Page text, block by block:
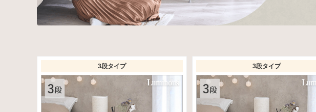
3段タイプ 3段タイプ